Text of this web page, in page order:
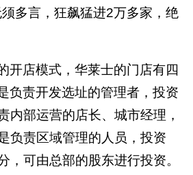
多言，狂飙猛进2万多家，绝
开店模式，华莱士的门店有四
负责开发选址的管理者，投资
内部运营的店长、城市经理，
负责区域管理的人员，投资
，可由总部的股东进行投资。